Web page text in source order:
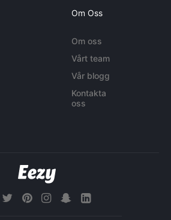
Om Oss
Om oss
Vårt team
Vår blogg
Kontakta
oss